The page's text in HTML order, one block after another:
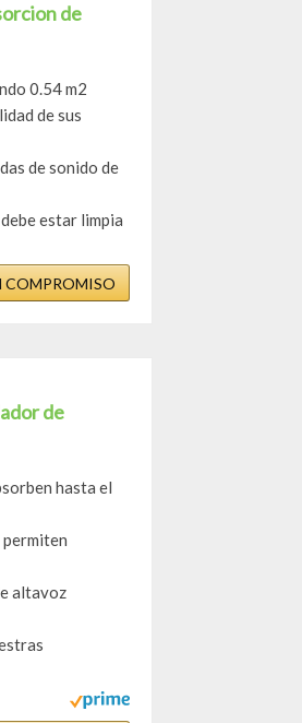
de
0.54 m2
de sus
de sonido de
estar limpia
COMPROMISO
de
hasta el
altavoz